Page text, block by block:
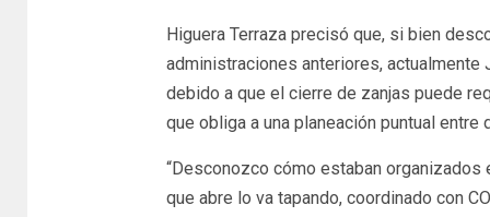
Higuera Terraza precisó que, si bien
administraciones anteriores, actualmente
debido a que el cierre de zanjas puede
que obliga a una planeación puntual entre
“Desconozco cómo estaban
que abre lo va tapando, coordinado con